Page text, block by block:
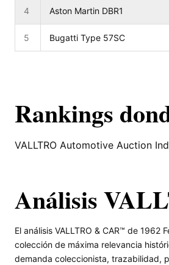
4 Aston Martin DBR1
5 Bugatti Type 57SC
Rankings
VALLTRO Automotive Auction
Análisis
El análisis VALLTRO & CAR™ de
colección de máxima relevancia
demanda coleccionista, trazabilidad,